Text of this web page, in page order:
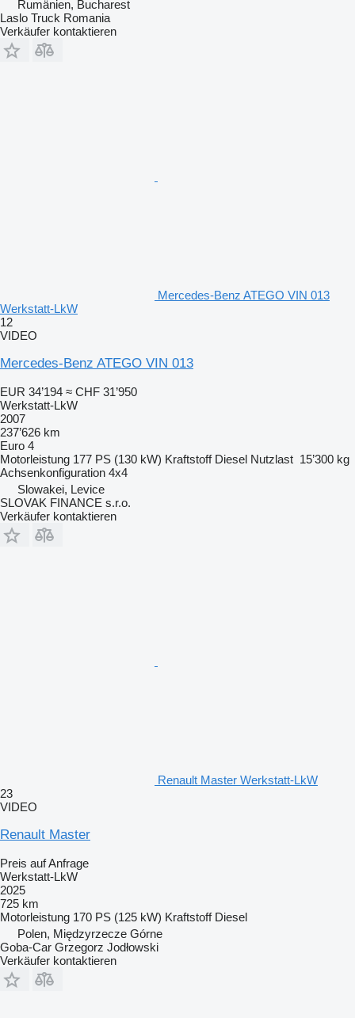
Rumänien, Bucharest
Laslo Truck Romania
Verkäufer kontaktieren
Mercedes-Benz ATEGO VIN 013
Werkstatt-LkW
12
VIDEO
Mercedes-Benz ATEGO VIN 013
EUR 34’194 ≈ CHF 31’950
Werkstatt-LkW
2007
237’626 km
Euro 4
Motorleistung 177 PS (130 kW) Kraftstoff Diesel Nutzlast 15’300 kg
Achsenkonfiguration 4x4
Slowakei, Levice
SLOVAK FINANCE s.r.o.
Verkäufer kontaktieren
Renault Master Werkstatt-LkW
23
VIDEO
Renault Master
Preis auf Anfrage
Werkstatt-LkW
2025
725 km
Motorleistung 170 PS (125 kW) Kraftstoff Diesel
Polen, Międzyrzecze Górne
Goba-Car Grzegorz Jodłowski
Verkäufer kontaktieren